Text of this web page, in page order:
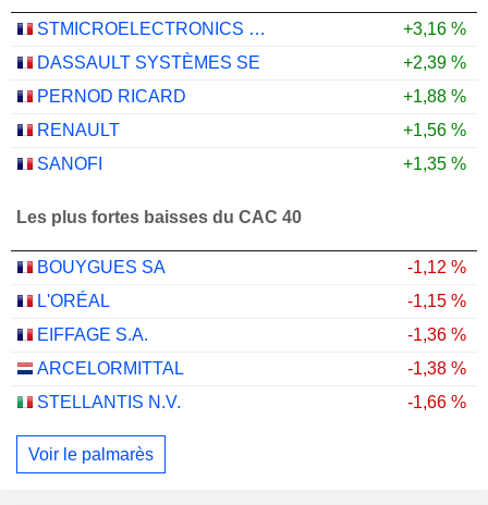
STMICROELECTRONICS N.V.
+3,16 %
DASSAULT SYSTÈMES SE
+2,39 %
PERNOD RICARD
+1,88 %
RENAULT
+1,56 %
SANOFI
+1,35 %
Les plus fortes baisses du CAC 40
BOUYGUES SA
-1,12 %
L'ORÉAL
-1,15 %
EIFFAGE S.A.
-1,36 %
ARCELORMITTAL
-1,38 %
STELLANTIS N.V.
-1,66 %
Voir le palmarès